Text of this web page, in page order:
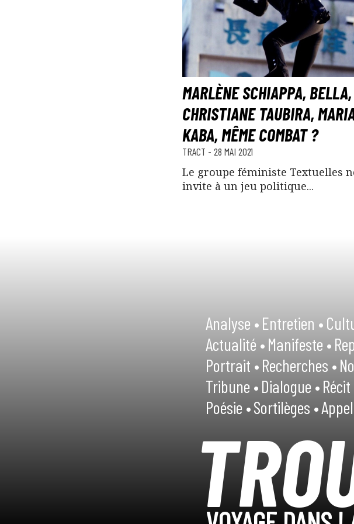
MARLÈNE SCHIAPPA, BELLA,
CHRISTIANE TAUBIRA,
KABA, MÊME COMBAT ?
TRACT - 28 MAI 2021
Le groupe féministe Textuelles
invite à un jeu politique...
Analyse •Entretien •
Actualité •Manifeste •
Portrait •Recherches •
Tribune •Dialogue •Récit
Poésie •Sortilèges •